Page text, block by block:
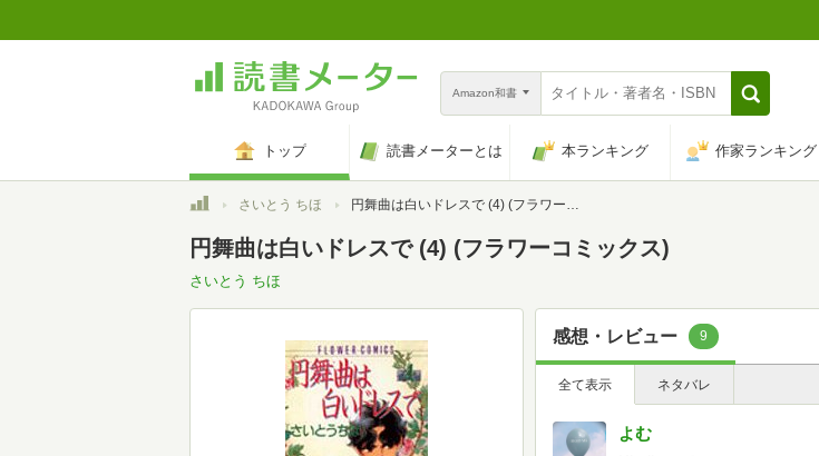
Amazon和書
トップ 読書メーターとは 本ランキング 作家ランキング
トップさいとう ちほ 円舞曲は白いドレスで (4) (フラワーコミックス)
円舞曲は白いドレスで (4) (フラワーコミックス)
さいとう ちほ
感想・レビュー 9
全て表示 ネタバレ
よむ